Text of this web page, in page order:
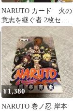
NARUTO カード 火の
意志を継ぐ者 2枚セッ
ト 非売品
¥1,380
NARUTO 巻ノ忍 岸本